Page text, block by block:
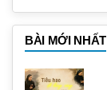
BÀI MỚI NHẤT